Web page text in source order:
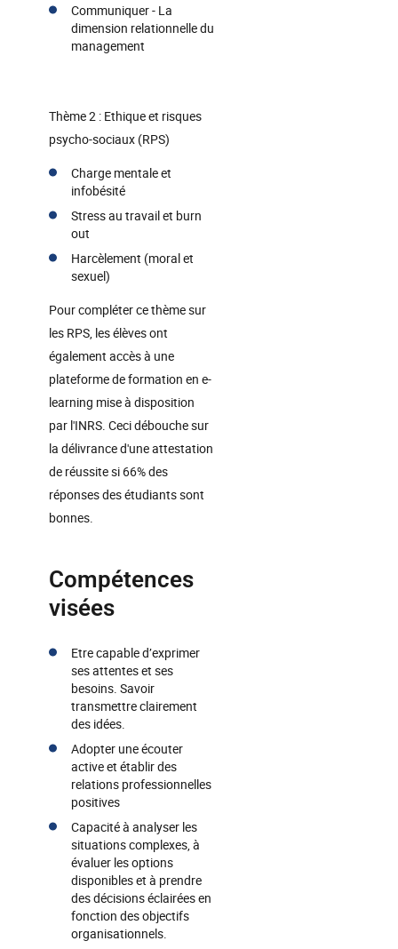
Communiquer - La
dimension relationnelle du
management
Thème 2 : Ethique et risques
psycho-sociaux (RPS)
Charge mentale et
infobésité
Stress au travail et burn
out
Harcèlement (moral et
sexuel)
Pour compléter ce thème sur
les RPS, les élèves ont
également accès à une
plateforme de formation en e-
learning mise à disposition
par l'INRS. Ceci débouche sur
la délivrance d'une attestation
de réussite si 66% des
réponses des étudiants sont
bonnes.
Compétences
visées
Etre capable d’exprimer
ses attentes et ses
besoins. Savoir
transmettre clairement
des idées.
Adopter une écouter
active et établir des
relations professionnelles
positives
Capacité à analyser les
situations complexes, à
évaluer les options
disponibles et à prendre
des décisions éclairées en
fonction des objectifs
organisationnels.